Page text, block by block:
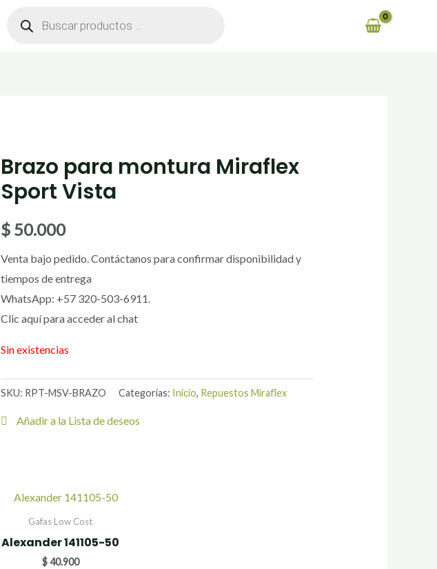
PRODUCTOS
Brazo para montura Miraflex
Sport Vista
$ 50.000
Venta bajo pedido. Contáctanos para confirmar disponibilidad y
tiempos de entrega
WhatsApp: +57 320-503-6911.
Clic aquí para acceder al chat
Sin existencias
SKU: RPT-MSV-BRAZO Categorías: Inicio, Repuestos Miraflex
Añadir a la Lista de deseos
Gafas Low Cost
Alexander 141105-50
$40.900